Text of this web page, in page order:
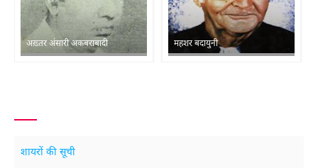
अख़्तर अंसारी अकबराबादी महशर बदायुनी
शायरों की सूची